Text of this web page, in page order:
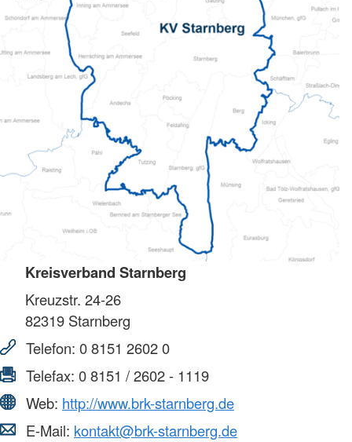
Kreisverband Starnberg
Kreuzstr. 24-26
82319 Starnberg
Telefon: 0 8151 2602 0
Telefax: 0 8151 / 2602 - 1119
Web: http://www.brk-starnberg.de
E-Mail: kontakt@brk-starnberg.de